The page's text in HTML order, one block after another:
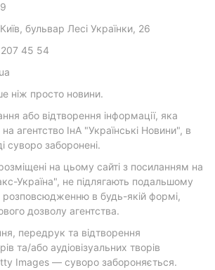
бульвар Лесі Українки, 26
45 54
ніж просто новини.
або відтворення інформації, яка
агентство ІнА "Українські Новини", в
суворо заборонені.
на цьому сайті з посиланням на
Україна", не підлягають подальшому
розповсюдженню в будь-якій формі,
дозволу агентства.
передрук та відтворення
та/або аудіовізуальних творів
Images — суворо забороняється.